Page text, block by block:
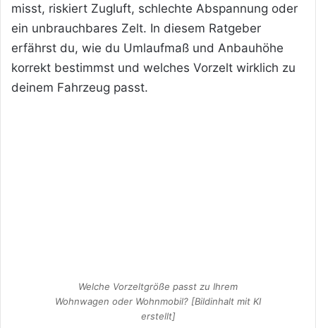
misst, riskiert Zugluft, schlechte Abspannung oder
ein unbrauchbares Zelt. In diesem Ratgeber
erfährst du, wie du Umlaufmaß und Anbauhöhe
korrekt bestimmst und welches Vorzelt wirklich zu
deinem Fahrzeug passt.
Welche Vorzeltgröße passt zu Ihrem
Wohnwagen oder Wohnmobil? [Bildinhalt mit KI
erstellt]